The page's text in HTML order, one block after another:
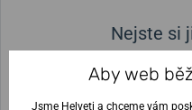
Nejste si
Aby web
Jsme Helveti a chceme vám